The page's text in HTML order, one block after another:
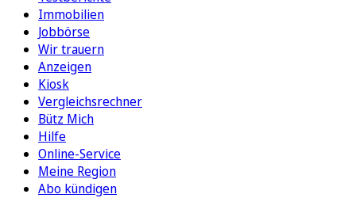
Immobilien
Jobbörse
Wir trauern
Anzeigen
Kiosk
Vergleichsrechner
Bütz Mich
Hilfe
Online-Service
Meine Region
Abo kündigen